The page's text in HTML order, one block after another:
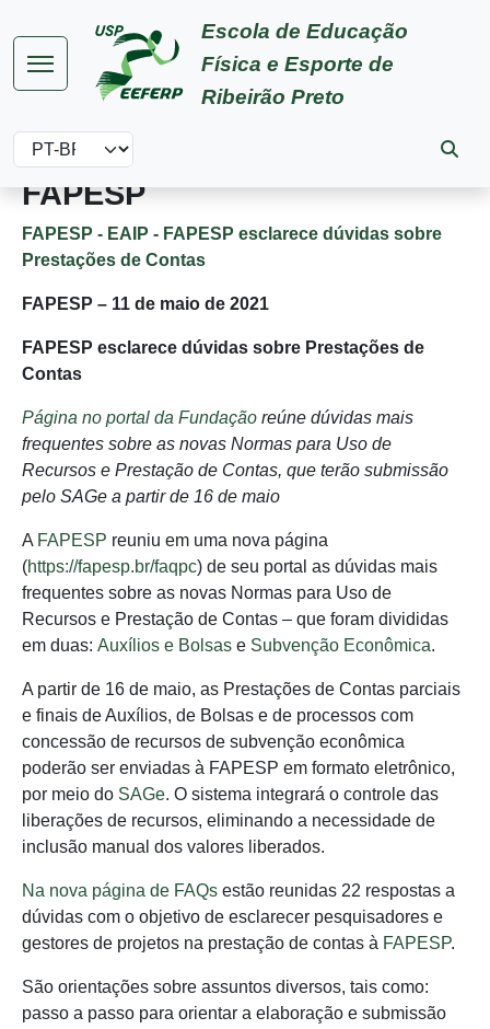
Escola de Educação
Física e Esporte de
Ribeirão Preto
Select your language
FAPESP
FAPESP - EAIP - FAPESP esclarece dúvidas sobre
Prestações de Contas
FAPESP – 11 de maio de 2021
FAPESP esclarece dúvidas sobre Prestações de
Contas
Página no portal da Fundação reúne dúvidas mais
frequentes sobre as novas Normas para Uso de
Recursos e Prestação de Contas, que terão submissão
pelo SAGe a partir de 16 de maio
A FAPESP reuniu em uma nova página
(https://fapesp.br/faqpc) de seu portal as dúvidas mais
frequentes sobre as novas Normas para Uso de
Recursos e Prestação de Contas – que foram divididas
em duas: Auxílios e Bolsas e Subvenção Econômica.
A partir de 16 de maio, as Prestações de Contas parciais
e finais de Auxílios, de Bolsas e de processos com
concessão de recursos de subvenção econômica
poderão ser enviadas à FAPESP em formato eletrônico,
por meio do SAGe. O sistema integrará o controle das
liberações de recursos, eliminando a necessidade de
inclusão manual dos valores liberados.
Na nova página de FAQs estão reunidas 22 respostas a
dúvidas com o objetivo de esclarecer pesquisadores e
gestores de projetos na prestação de contas à FAPESP.
São orientações sobre assuntos diversos, tais como:
passo a passo para orientar a elaboração e submissão